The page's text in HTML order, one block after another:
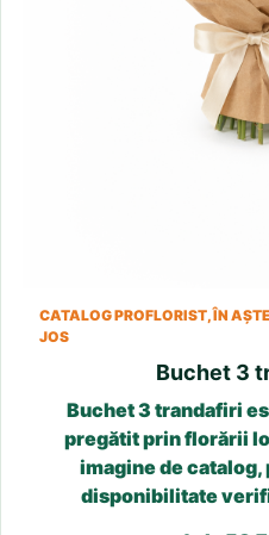
CATALOG PROFLORIST, ÎN
JOS
Buchet 3
Buchet 3 trandafiri
pregătit prin florării
imagine de
disponibilitate